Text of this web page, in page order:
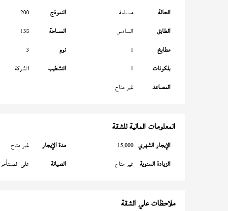
الحالة
مستلمة النموذج 200
الطابق
السادس المساحة 138
مطابخ
1 نوم 3
بلكونات
1 التشطيب الشركة
المصاعد
غير متاح
المعلومات المالية للشقة
الإيجار الشهري 15,000 مدة الإيجار غير متاح
الزيادة السنوية غير متاح الصيانة على المستأجر
ملاحظات علي الشقة